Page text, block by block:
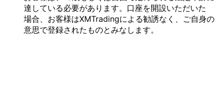
達している必要があります。 口座を開設いただいた
場合、 お客様はXMTradingによる勧誘なく、 ご自身の
意思で登録された ものとみなします。